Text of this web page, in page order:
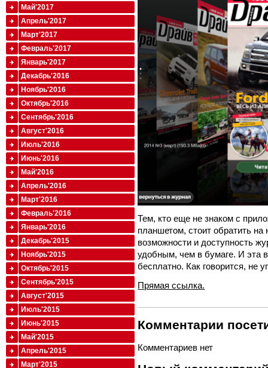
Тем, кто еще не знаком с
планшетом, стоит обратить на
возможности и доступность
удобным, чем в бумаге. И эта
бесплатно. Как говорится, не
Прямая ссылка.
Комментарии
Комментариев нет
Май'2017
Апрель'2017
Март'2017
Февраль'2017
Январь'2017
Декабрь'2016
Ноябрь'2016
Октябрь'2016
Сентябрь'2016
Август'2016
Июль'2016
Июнь'2016
Май'2016
Апрель'2016
Март'2016
Февраль'2016
Январь'2016
Декабрь'2015
Ноябрь'2015
Октябрь'2015
Сентябрь'2015
Август'2015
Июль'2015
Июнь'2015
Май'2015
Апрель'2015
Март'2015